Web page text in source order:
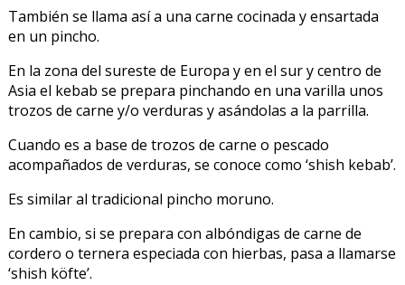
También se llama así a una carne cocinada y ensartada
en un pincho.
En la zona del sureste de Europa y en el sur y centro de
Asia el kebab se prepara pinchando en una varilla unos
trozos de carne y/o verduras y asándolas a la parrilla.
Cuando es a base de trozos de carne o pescado
acompañados de verduras, se conoce como ‘shish kebab’.
Es similar al tradicional pincho moruno.
En cambio, si se prepara con albóndigas de carne de
cordero o ternera especiada con hierbas, pasa a llamarse
‘shish köfte’.